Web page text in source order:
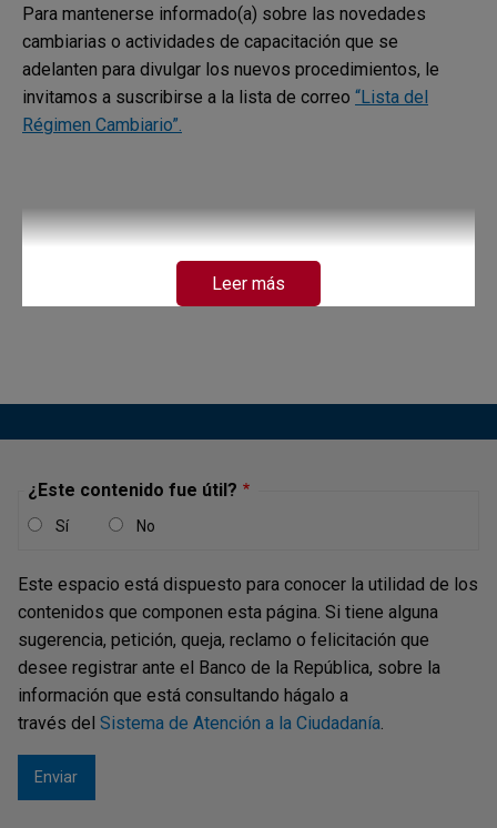
Para mantenerse informado(a) sobre las novedades
cambiarias o actividades de capacitación que se
adelanten para divulgar los nuevos procedimientos, le
invitamos a suscribirse a la lista de correo “Lista del
Régimen Cambiario”.
Leer más
¿Este contenido fue útil?
Sí No
Este espacio está dispuesto para conocer la utilidad de los
contenidos que componen esta página. Si tiene alguna
sugerencia, petición, queja, reclamo o felicitación que
desee registrar ante el Banco de la República, sobre la
información que está consultando hágalo a
través del Sistema de Atención a la Ciudadanía.